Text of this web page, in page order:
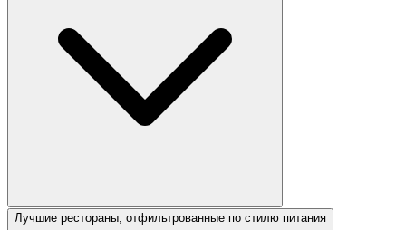
Лучшие рестораны, отфильтрованные по стилю питания